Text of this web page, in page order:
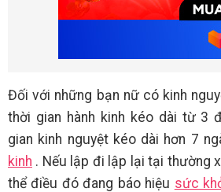
Đối với những bạn nữ có kinh
thời gian hành kinh kéo dài từ 3
gian kinh nguyệt kéo dài hơn 7
kinh . Nếu lập đi lập lại tại thường
thể điều đó đang báo hiệu sức